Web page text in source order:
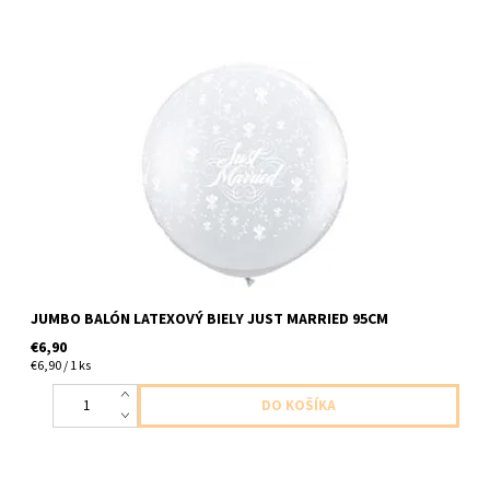
jombo latexovy balon s napisom prave zosobaseny 1ks v baleni
velkost 95cm dodavame nenafukany
JUMBO BALÓN LATEXOVÝ BIELY JUST MARRIED 95CM
€6,90
€6,90 / 1 ks